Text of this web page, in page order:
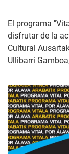
El programa
disfrutar de la
Cultural
Ullibarri